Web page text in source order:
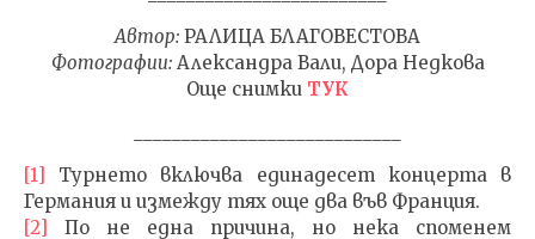
Автор: РАЛИЦА БЛАГОВЕСТОВА
Фотографии:Александра Вали, Дора Недкова
Още снимки ТУК
[1] Турнето включва единадесет концерта в
Германия и измежду тях още два във Франция.
[2] По не една причина, но нека споменем